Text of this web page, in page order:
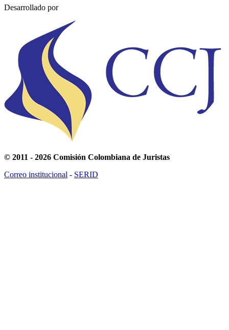
Desarrollado por
© 2011 - 2026 Comisión Colombiana de Juristas
Correo institucional - SERID